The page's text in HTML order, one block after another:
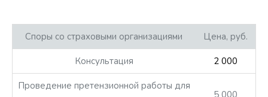
Споры со страховыми организациями Цена, руб.
Консультация 2 000
Проведение претензионной работы для
5 000